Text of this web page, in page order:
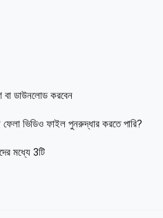
বা ডাউনলোড করবেন
ভিডিও ফাইল পুনরুদ্ধার করতে পারি?
মধ্যে 3টি